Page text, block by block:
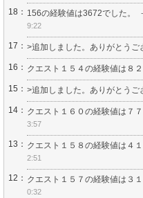
18： 156の経験値は3672でした。
9:22
17： >追加しました。ありがとうご
16： クエスト１５４の経験値は８
15： >追加しました。ありがとうご
14： クエスト１６０の経験値は７
3:57
13： クエスト１５８の経験値は４
2:51
12： クエスト１５７の経験値は３１
0:32